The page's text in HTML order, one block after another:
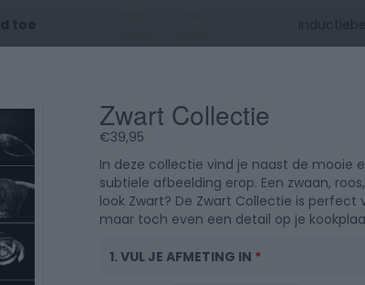
10 20
Zwart Collectie
€39,95
In deze collectie vind je naast de mooie
subtiele afbeelding erop. Een zwaan,
look Zwart? De Zwart Collectie is perfect
maar toch even een detail op je
1. VUL JE AFMETING IN *